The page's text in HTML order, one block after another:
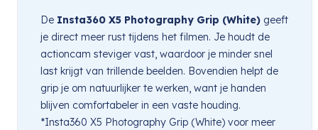
De Insta360 X5 Photography Grip (White) geeft
je direct meer rust tijdens het filmen. Je houdt de
actioncam steviger vast, waardoor je minder snel
last krijgt van trillende beelden. Bovendien helpt de
grip je om natuurlijker te werken, want je handen
blijven comfortabeler in een vaste houding.
*Insta360 X5 Photography Grip (White) voor meer